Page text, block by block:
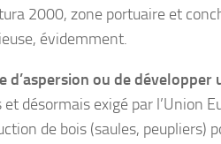
2000, zone portuaire et
évidemment.
ou de développer
désormais exigé par l’Union
de bois (saules, peupliers)